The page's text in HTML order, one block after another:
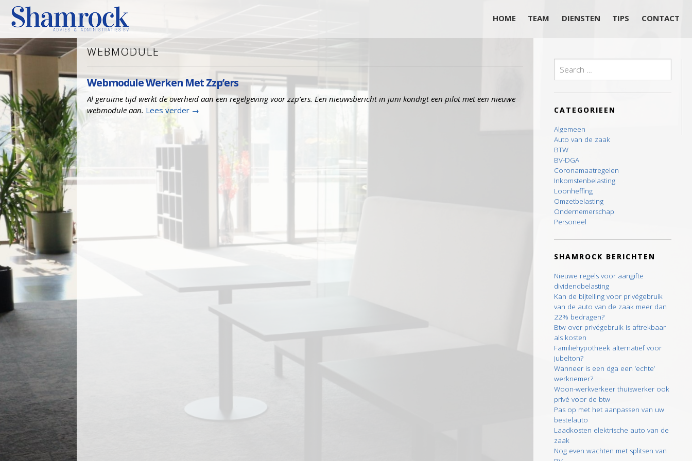
HOME TEAM DIENSTEN TIPS CONTACT
for:
CATEGORIEEN
Algemeen
Auto van de zaak
BTW
BV-DGA
Coronamaatregelen
Inkomstenbelasting
Loonheffing
Omzetbelasting
Ondernemerschap
Personeel
SHAMROCK BERICHTEN
Nieuwe regels voor aangifte
dividendbelasting
Kan de bijtelling voor privégebruik
van de auto van de zaak meer dan
22% bedragen?
Btw over privégebruik is aftrekbaar
als kosten
Familiehypotheek alternatief voor
jubelton?
Wanneer is een dga een ‘echte’
werknemer?
Woon-werkverkeer thuiswerker ook
privé voor de btw
Pas op met het aanpassen van uw
bestelauto
Laadkosten elektrische auto van de
zaak
Nog even wachten met splitsen van
WEBMODULE
Webmodule Werken Met Zzp’ers
Al geruime tijd werkt de overheid aan een regelgeving voor zzp’ers. Een nieuwsbericht in juni kondigt een pilot met een nieuwe
webmodule aan. Lees verder →